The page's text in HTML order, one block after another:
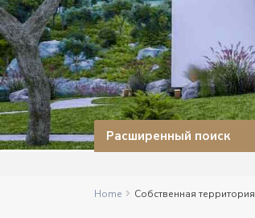
Расширенный поиск
Home Собственная территория